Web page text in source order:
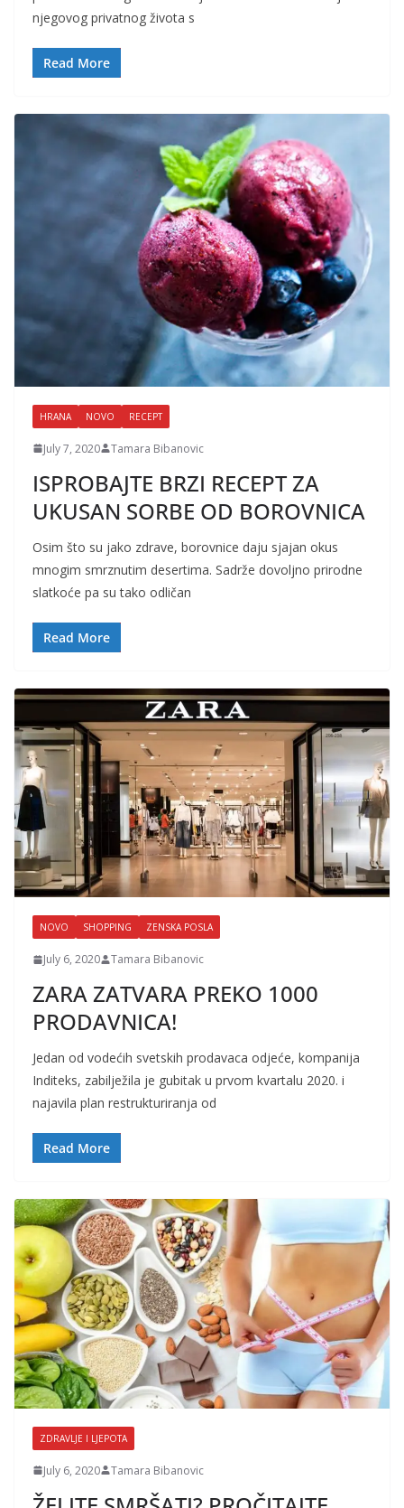
njegovog privatnog života s
Read More
HRANA NOVO RECEPT
July 7, 2020 Tamara Bibanovic
ISPROBAJTE BRZI RECEPT ZA
UKUSAN SORBE OD BOROVNICA
Osim što su jako zdrave, borovnice daju sjajan okus
mnogim smrznutim desertima. Sadrže dovoljno prirodne
slatkoće pa su tako odličan
Read More
NOVO SHOPPING ZENSKA POSLA
July 6, 2020 Tamara Bibanovic
ZARA ZATVARA PREKO 1000
PRODAVNICA!
Jedan od vodećih svetskih prodavaca odjeće, kompanija
Inditeks, zabilježila je gubitak u prvom kvartalu 2020. i
najavila plan restrukturiranja od
Read More
ZDRAVLJE I LJEPOTA
July 6, 2020 Tamara Bibanovic